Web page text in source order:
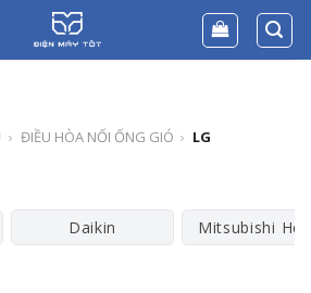
› ĐIỀU HÒA NỐI ỐNG GIÓ › LG
Daikin Mitsubishi